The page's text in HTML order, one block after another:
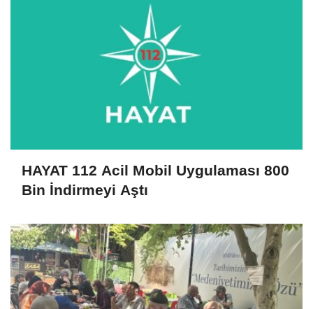
HAYAT 112 Acil Mobil Uygulaması 800
Bin İndirmeyi Aştı